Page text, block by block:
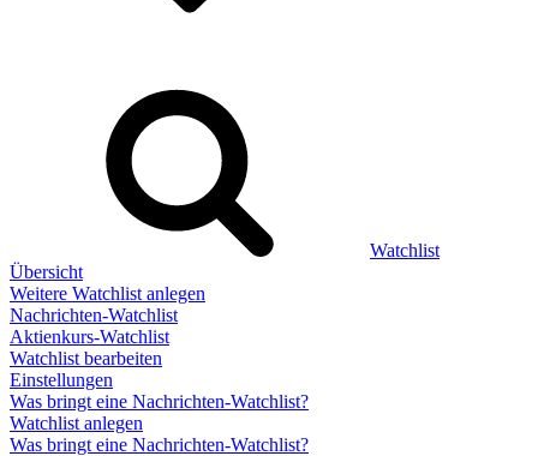
Watchlist
Übersicht
Weitere Watchlist anlegen
Nachrichten-Watchlist
Aktienkurs-Watchlist
Watchlist bearbeiten
Einstellungen
Was bringt eine Nachrichten-Watchlist?
Watchlist anlegen
Was bringt eine Nachrichten-Watchlist?